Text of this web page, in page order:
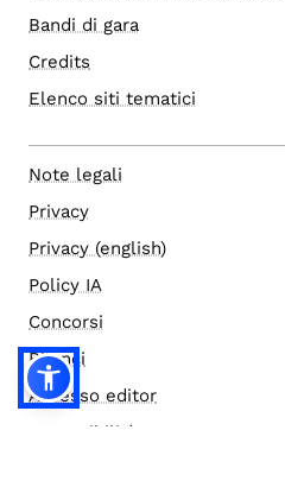
Bandi di gara
Credits
Elenco siti tematici
Note legali
Privacy
Privacy (english)
Policy IA
Concorsi
Bilanci
Accesso editor
Accessibilità